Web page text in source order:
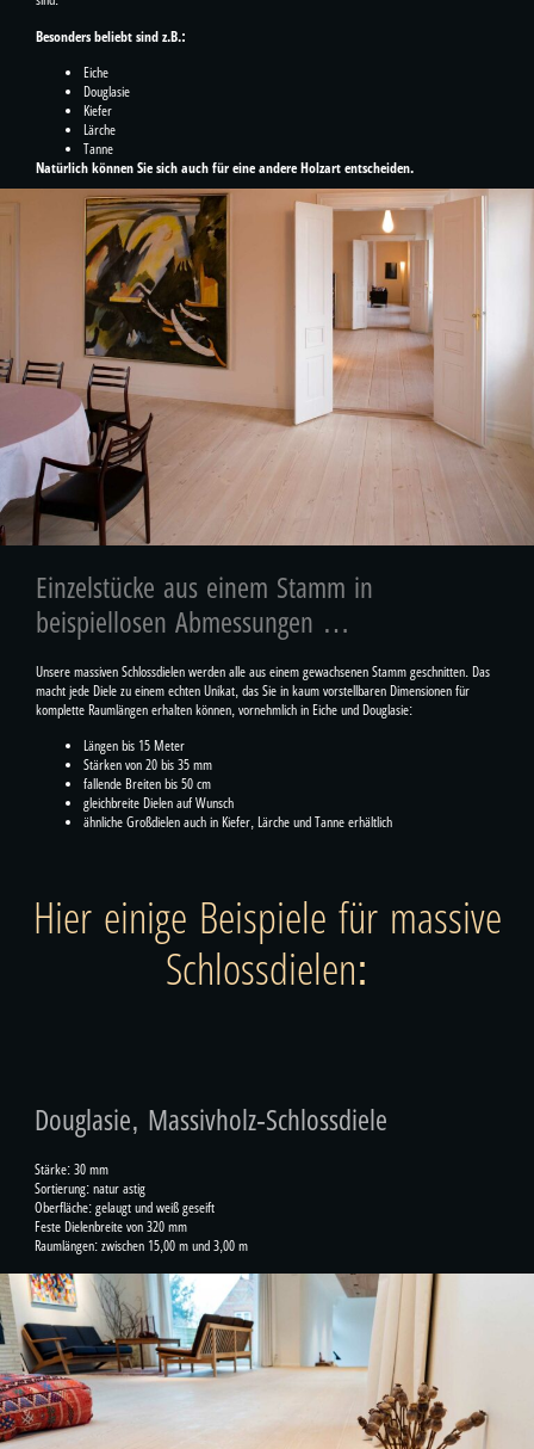
Besonders beliebt sind z.B.:
Eiche
Douglasie
Kiefer
Lärche
Tanne
Natürlich können Sie sich auch für eine andere Holzart entscheiden.
Einzelstücke aus einem Stamm in
beispiellosen Abmessungen …
Unsere massiven Schlossdielen werden alle aus einem gewachsenen Stamm geschnitten. Das
macht jede Diele zu einem echten Unikat, das Sie in kaum vorstellbaren Dimensionen für
komplette Raumlängen erhalten können, vornehmlich in Eiche und Douglasie:
Längen bis 15 Meter
Stärken von 20 bis 35 mm
fallende Breiten bis 50 cm
gleichbreite Dielen auf Wunsch
ähnliche Großdielen auch in Kiefer, Lärche und Tanne erhältlich
Hier einige Beispiele für massive
Schlossdielen:
Douglasie, Massivholz-Schlossdiele
Stärke: 30 mm
Sortierung: natur astig
Oberfläche: gelaugt und weiß geseift
Feste Dielenbreite von 320 mm
Raumlängen: zwischen 15,00 m und 3,00 m